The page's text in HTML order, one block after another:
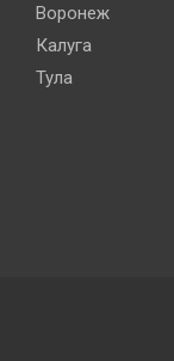
Воронеж
Калуга
Тула